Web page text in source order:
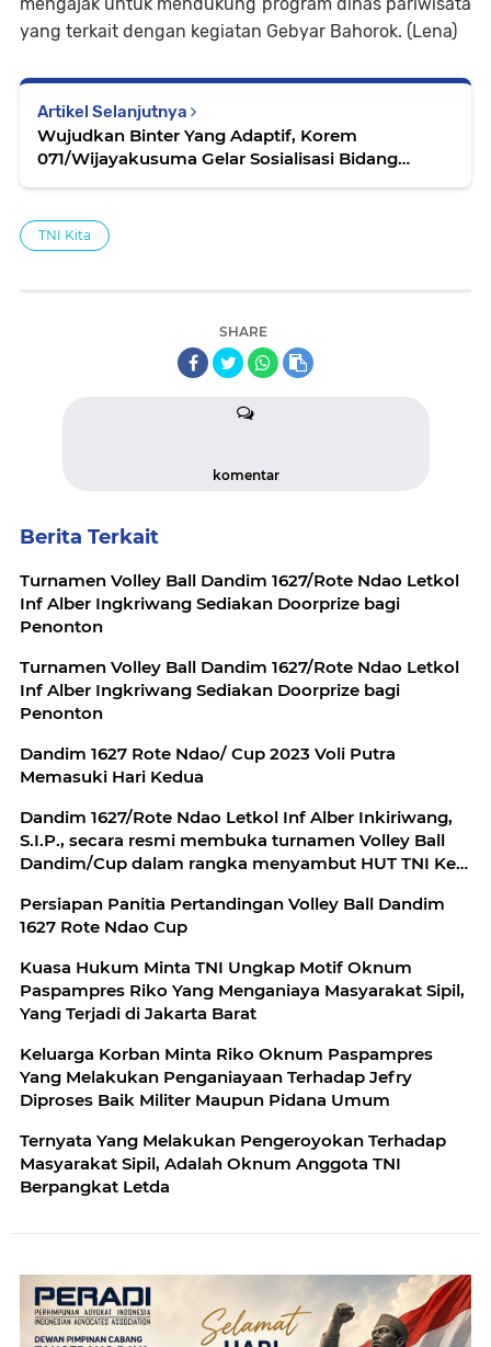
yang terkait dengan kegiatan Gebyar Bahorok. (Lena)
Artikel Selanjutnya
Wujudkan Binter Yang Adaptif, Korem
071/Wijayakusuma Gelar Sosialisasi Bidang
TNI Kita
SHARE
komentar
Berita Terkait
Turnamen Volley Ball Dandim 1627/Rote Ndao Letkol
Inf Alber Ingkriwang Sediakan Doorprize bagi
Penonton
Turnamen Volley Ball Dandim 1627/Rote Ndao Letkol
Inf Alber Ingkriwang Sediakan Doorprize bagi
Penonton
Dandim 1627 Rote Ndao/ Cup 2023 Voli Putra
Memasuki Hari Kedua
Dandim 1627/Rote Ndao Letkol Inf Alber Inkiriwang,
S.I.P., secara resmi membuka turnamen Volley Ball
Dandim/Cup dalam rangka menyambut HUT TNI Ke -
Persiapan Panitia Pertandingan Volley Ball Dandim
1627 Rote Ndao Cup
Kuasa Hukum Minta TNI Ungkap Motif Oknum
Paspampres Riko Yang Menganiaya Masyarakat Sipil,
Yang Terjadi di Jakarta Barat
Keluarga Korban Minta Riko Oknum Paspampres
Yang Melakukan Penganiayaan Terhadap Jefry
Diproses Baik Militer Maupun Pidana Umum
Ternyata Yang Melakukan Pengeroyokan Terhadap
Masyarakat Sipil, Adalah Oknum Anggota TNI
Berpangkat Letda